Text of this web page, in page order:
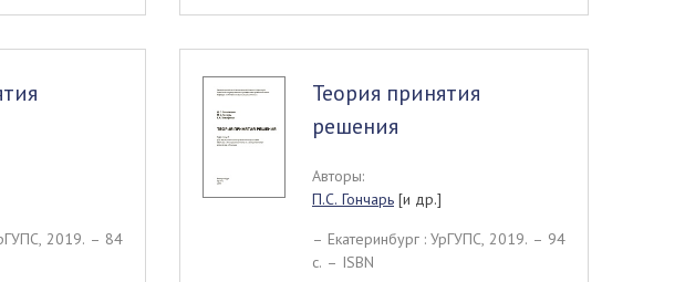
2019. – 84
Теория принятия
решения
Авторы:
П.С. Гончарь[и др.]
– Екатеринбург : УрГУПС, 2019. – 94
c. – ISBN